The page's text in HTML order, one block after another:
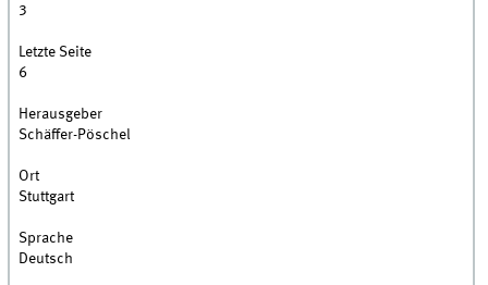
3
Letzte Seite
6
Herausgeber
Schäffer-Pöschel
Ort
Stuttgart
Sprache
Deutsch